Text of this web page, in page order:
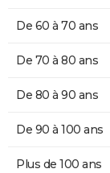
De 60 à 70 ans
De 70 à 80 ans
De 80 à 90 ans
De 90 à 100 ans
Plus de 100 ans